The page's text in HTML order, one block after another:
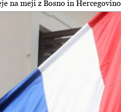
na meji z Bosno in Hercegovino